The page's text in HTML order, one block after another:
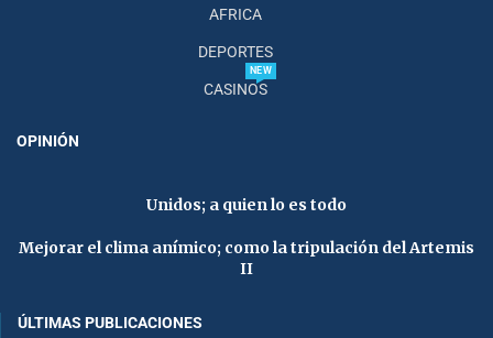
AFRICA
DEPORTES
CASINOS
NEW
OPINIÓN
Unidos; a quien lo es todo
Mejorar el clima anímico; como la tripulación del Artemis
II
ÚLTIMAS PUBLICACIONES